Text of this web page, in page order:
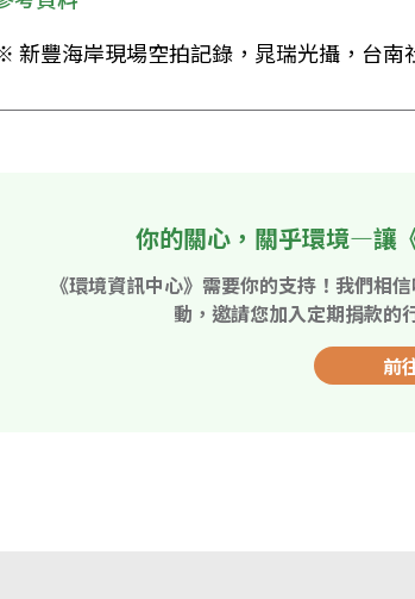
新豐海岸現場空拍記錄，晁瑞光攝，台南
你的關心，關乎環境—讓
《環境資訊中心》需要你的支持！我們相
動，邀請您加入定期捐款的
前